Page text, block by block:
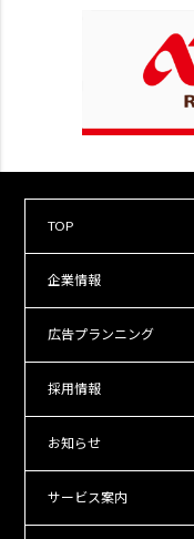
TOP
企業情報
広告プランニング
採用情報
お知らせ
サービス案内